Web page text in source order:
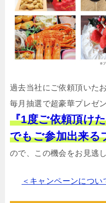
過去当社にご依頼頂いた
毎月抽選で超豪華プレゼ
『1度ご依頼頂け
でもご参加出来る
ので、この機会をお見逃
＜キャンペーンにつ